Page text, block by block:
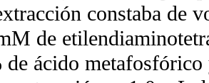
constaba de
de
de ácido